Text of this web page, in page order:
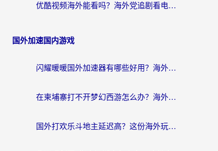
优酷视频海外能看吗？海外党追剧看电影的终极解决方案来了
国外加速国内游戏
闪耀暖暖国外加速器有哪些好用？海外党亲测的国服游戏加速终极指南
在柬埔寨打不开梦幻西游怎么办？海外玩家国服游戏加速终极指南
国外打欢乐斗地主延迟高？这份海外玩家国服游戏加速指南帮你解决卡顿烦恼